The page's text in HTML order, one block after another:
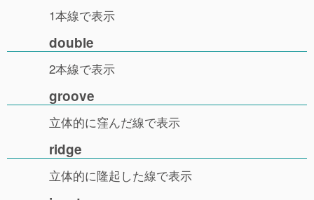
1本線で表示
double
2本線で表示
groove
立体的に窪んだ線で表示
ridge
立体的に隆起した線で表示